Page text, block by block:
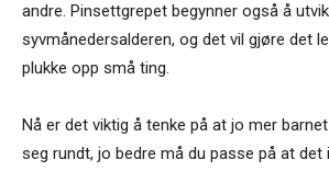
andre. Pinsettgrepet begynner også å
syvmånedersalderen, og det vil gjøre det
plukke opp små ting.
Nå er det viktig å tenke på at jo mer
seg rundt, jo bedre må du passe på at det